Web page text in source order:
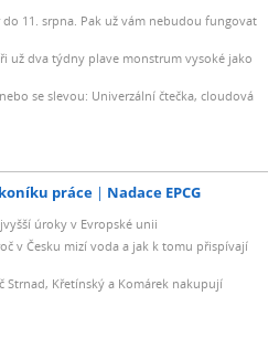
11. srpna. Pak už vám nebudou fungovat
už dva týdny plave monstrum vysoké jako
se slevou: Univerzální čtečka, cloudová
práce Nadace EPCG
úroky v Evropské unii
v Česku mizí voda a jak k tomu přispívají
Strnad, Křetínský a Komárek nakupují